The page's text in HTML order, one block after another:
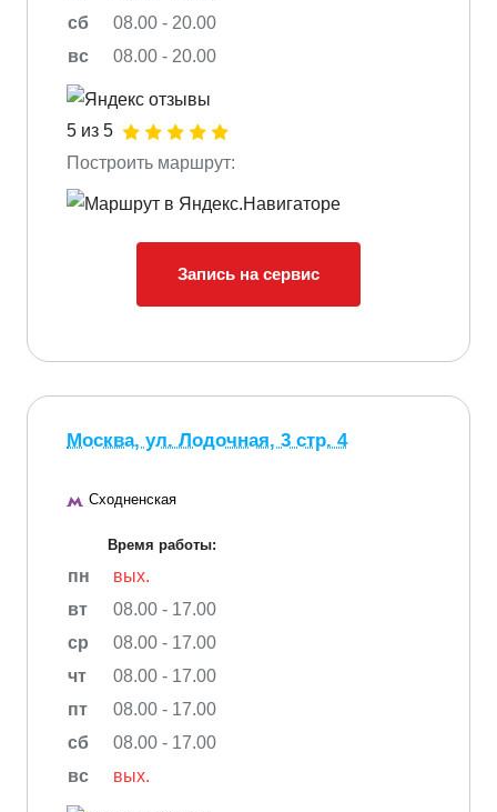
сб
08.00 - 20.00
вс
08.00 - 20.00
5 из 5
Построить маршрут:
Запись на сервис
Москва, ул. Лодочная, 3 стр. 4
Сходненская
Время работы:
пн
вых.
вт
08.00 - 17.00
ср
08.00 - 17.00
чт
08.00 - 17.00
пт
08.00 - 17.00
сб
08.00 - 17.00
вс
вых.